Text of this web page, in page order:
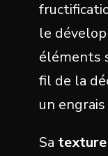
le
éléments
fil de la
un
Sa